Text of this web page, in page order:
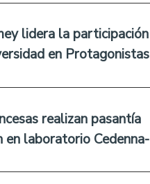
lidera la participación
en Protagonistas
realizan pasantía
en laboratorio Cedenna-